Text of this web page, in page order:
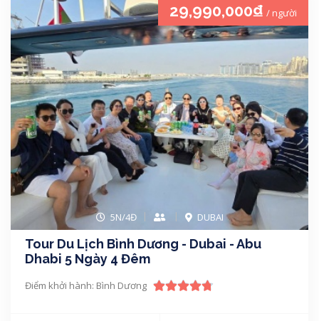
29,990,000₫ / người
5N/4Đ DUBAI
Tour Du Lịch Bình Dương - Dubai - Abu
Dhabi 5 Ngày 4 Đêm
Điểm khởi hành: Bình Dương